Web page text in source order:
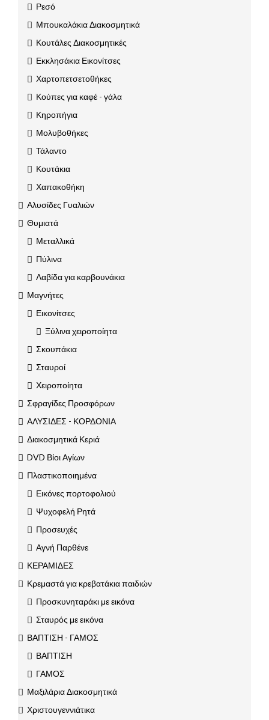
Ρεσό
Μπουκαλάκια Διακοσμητικά
Κουτάλες Διακοσμητικές
Εκκλησάκια Εικονίτσες
Χαρτοπετσετοθήκες
Κούπες για καφέ - γάλα
Κηροπήγια
Μολυβοθήκες
Τάλαντο
Κουτάκια
Χαπακοθήκη
Αλυσίδες Γυαλιών
Θυμιατά
Μεταλλικά
Πύλινα
Λαβίδα για καρβουνάκια
Μαγνήτες
Εικονίτσες
Ξύλινα χειροποίητα
Σκουπάκια
Σταυροί
Χειροποίητα
Σφραγίδες Προσφόρων
ΑΛΥΣΙΔΕΣ - ΚΟΡΔΟΝΙΑ
Διακοσμητικά Κεριά
DVD Βίοι Αγίων
Πλαστικοποιημένα
Εικόνες πορτοφολιού
Ψυχοφελή Ρητά
Προσευχές
Αγνή Παρθένε
ΚΕΡΑΜΙΔΕΣ
Κρεμαστά για κρεβατάκια παιδιών
Προσκυνηταράκι με εικόνα
Σταυρός με εικόνα
ΒΑΠΤΙΣΗ - ΓΑΜΟΣ
ΒΑΠΤΙΣΗ
ΓΑΜΟΣ
Μαξιλάρια Διακοσμητικά
Χριστουγεννιάτικα